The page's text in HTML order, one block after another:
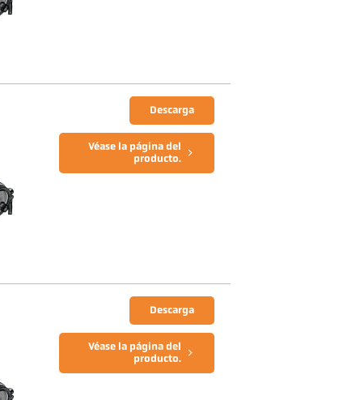
Descarga
Véase la página del
producto.
Descarga
Véase la página del
producto.